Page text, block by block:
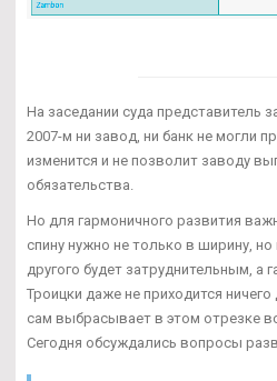
На заседании суда представитель
2007-м ни завод, ни банк не могли
изменится и не позволит заводу
обязательства.
Но для гармоничного развития
спину нужно не только в ширину,
другого будет затруднительным, а
Троицки даже не приходится
сам выбрасывает в этом отрезке
Сегодня обсуждались вопросы